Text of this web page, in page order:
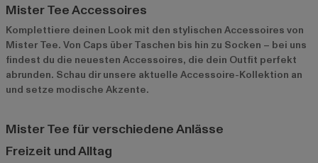
Mister Tee Accessoires
Komplettiere deinen Look mit den stylischen Accessoires von
Mister Tee. Von Caps über Taschen bis hin zu Socken – bei uns
findest du die neuesten Accessoires, die dein Outfit perfekt
abrunden. Schau dir unsere aktuelle Accessoire-Kollektion an
und setze modische Akzente.
Mister Tee für verschiedene Anlässe
Freizeit und Alltag